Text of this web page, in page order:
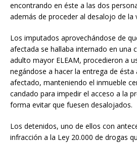
encontrando en éste a las dos
además de proceder al desalojo de la
Los imputados aprovechándose de
afectada se hallaba internado en una
adulto mayor ELEAM, procedieron a
negándose a hacer la entrega de
afectado, manteniendo el inmueble
candado para impedir el acceso a la
forma evitar que fuesen desalojados.
Los detenidos, uno de ellos con
infracción a la Ley 20.000 de drogas